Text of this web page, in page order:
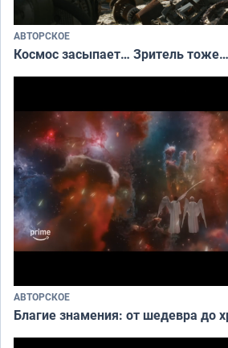
АВТОРСКОЕ
Космос засыпает… Зритель тоже…
АВТОРСКОЕ
Благие знамения: от шедевра до